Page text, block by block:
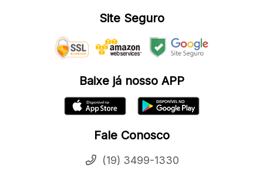
Site Seguro
Baixe já nosso APP
Fale Conosco
(19) 3499-1330